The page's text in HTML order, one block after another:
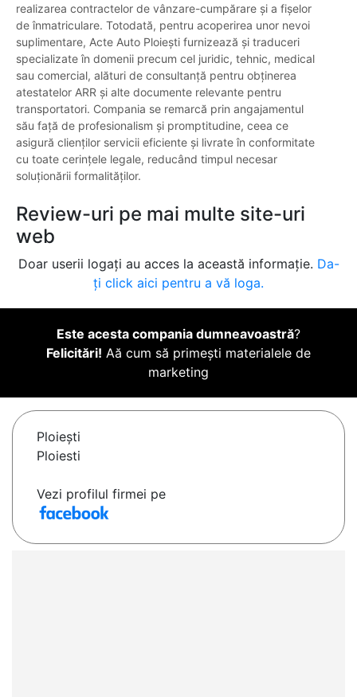
realizarea contractelor de vânzare-cumpărare și a fișelor
de înmatriculare. Totodată, pentru acoperirea unor nevoi
suplimentare, Acte Auto Ploiești furnizează și traduceri
specializate în domenii precum cel juridic, tehnic, medical
sau comercial, alături de consultanță pentru obținerea
atestatelor ARR și alte documente relevante pentru
transportatori. Compania se remarcă prin angajamentul
său față de profesionalism și promptitudine, ceea ce
asigură clienților servicii eficiente și livrate în conformitate
cu toate cerințele legale, reducând timpul necesar
soluționării formalităților.
Review-uri pe mai multe site-uri
web
Doar userii logați au acces la această informație. Da-
ți click aici pentru a vă loga.
Este acesta compania dumneavoastră?
Felicitări! Aă cum să primești materialele de
marketing
Ploieşti
Ploiesti
Vezi profilul firmei pe